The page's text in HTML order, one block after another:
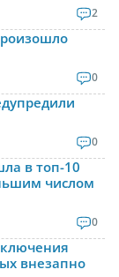
2
0
0
в топ-10
числом
0
внезапно